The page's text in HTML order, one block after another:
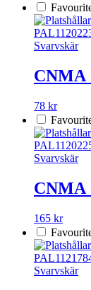
Svarvskär
CNMA
78 kr
Svarvskär
CNMA
165 kr
Svarvskär